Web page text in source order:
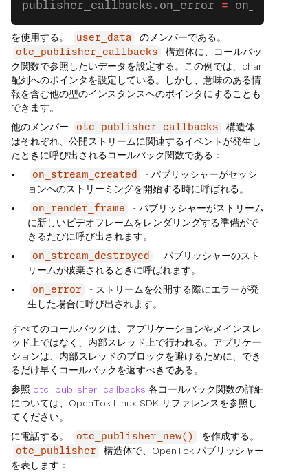
publisher_callbacks.on_error =
を使用する。 user_data のメンバーである。
otc_publisher_callbacks
構造体に、コールバッ
ク関数で参照したいデータを設定する。この例では、char
配列へのポインタを設定している。しかし、意味のある情
報を含む他の型のインスタンスへのポインタにすることも
できます。
他のメンバー
otc_publisher_callbacks
構造体
はそれぞれ、公開ストリームに関連するイベントが発生し
たときに呼び出されるコールバック関数である：
on_stream_created
- パブリッシャーがセッシ
ョンへのストリーミングを開始する時に呼ばれる。
on_render_frame
- パブリッシャーがストリーム
に新しいビデオフレームをレンダリングする準備がで
きるたびに呼び出されます。
on_stream_destroyed
- パブリッシャーのスト
リームが破棄されるときに呼ばれます。
on_error
- ストリームを公開する際にエラーが発
生した場合に呼び出されます。
すべてのコールバックは、アプリケーションやメインスレ
ッド上ではなく、内部スレッド上で行われる。アプリケー
ションは、内部スレッドのブロックを避けるために、でき
るだけ早くコールバックを返すべきである。
参照 otc_publisher_callbacks 各コールバック関数の詳細
については、OpenTok Linux SDK リファレンスを参照し
てください。
に電話する。
otc_publisher_new() を作成する。
otc_publisher
構造体で、OpenTok パブリッシャー
を表します：